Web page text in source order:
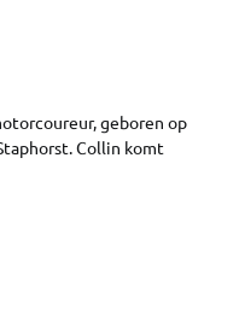
geboren op
Collin komt